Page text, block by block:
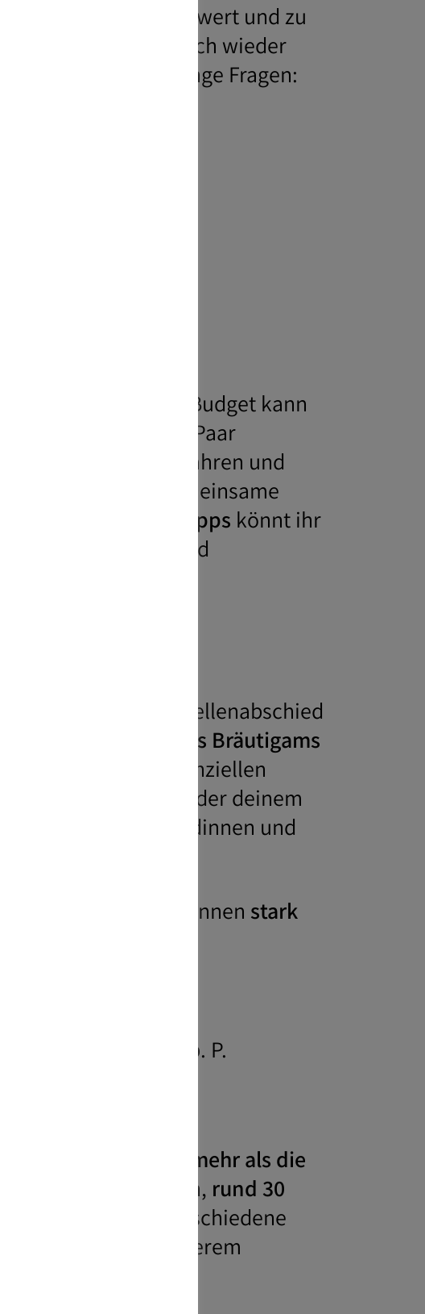
Hochzeiten – erschwert und zu
ging es schließlich wieder
vor jeder Menge Fragen:
der Blick auf das Budget kann
auf denen Sie als Paar
Kopf zu bewahren und
Denn eine gemeinsame
Mit
ein paar Tipps könnt ihr
entspannter und
der Junggesellenabschied
der Braut oder des Bräutigams
hier gilt es, den finanziellen
Trauzeugin oder deinem
du deinen Freundinnen und
können stark
ca. 200 Euro p. P.
mehr als die
Feier auszugeben, rund 30
Auch hier gibt es verschiedene
Vorfeld unter anderem